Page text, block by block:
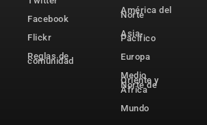
Facebook
Flickr
Reglas de
comunidad
América del
Norte
Asia-
Pacífico
Europa
Medio
Oriente y
Norte de
África
Mundo